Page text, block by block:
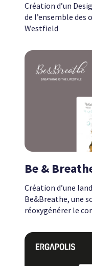
Création d’un
de l’ensemble
Westfield
Be &
Création d’une
Be&Breathe, une
réoxygénérer le